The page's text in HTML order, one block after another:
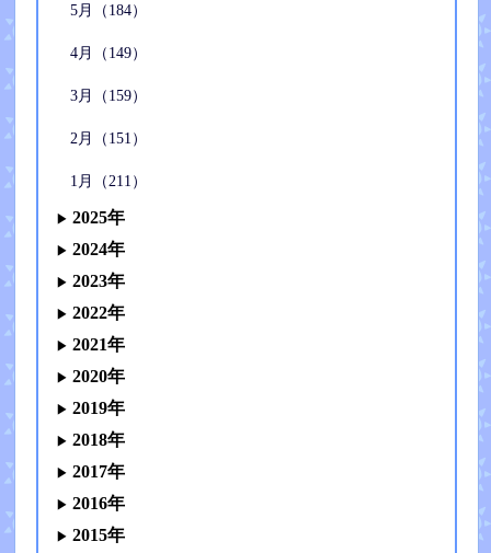
5月（184）
4月（149）
3月（159）
2月（151）
1月（211）
2025年
2024年
2023年
2022年
2021年
2020年
2019年
2018年
2017年
2016年
2015年